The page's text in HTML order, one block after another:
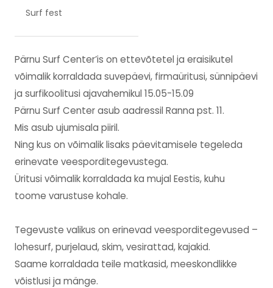
Surf fest
Pärnu Surf Center’is on ettevõtetel ja eraisikutel
võimalik korraldada suvepäevi, firmaüritusi, sünnipäevi
ja surfikoolitusi ajavahemikul 15.05-15.09
Pärnu Surf Center asub aadressil Ranna pst. 11.
Mis asub ujumisala piiril.
Ning kus on võimalik lisaks päevitamisele tegeleda
erinevate veesporditegevustega.
Üritusi võimalik korraldada ka mujal Eestis, kuhu
toome varustuse kohale.
Tegevuste valikus on erinevad veesporditegevused –
lohesurf, purjelaud, skim, vesirattad, kajakid.
Saame korraldada teile matkasid, meeskondlikke
võistlusi ja mänge.